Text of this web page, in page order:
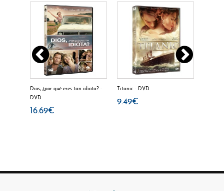
Dios, ¿por qué eres tan idiota? -
DVD
16.69€
Titanic - DVD
9.49€